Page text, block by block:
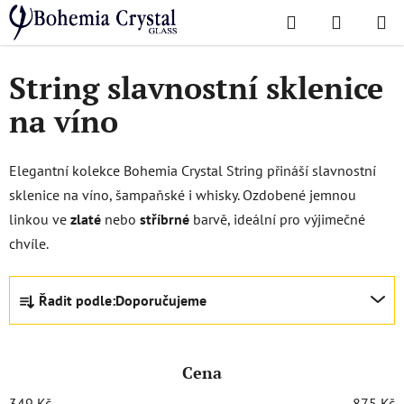
Přejít
na
obsah
Hledat
KOŠÍK
Domů
/ Oblíbené kolekce String
String slavnostní sklenice
na víno
Elegantní kolekce Bohemia Crystal String přináší slavnostní
sklenice na víno, šampaňské i whisky. Ozdobené jemnou
linkou ve zlaté nebo stříbrné barvě, ideální pro výjimečné
chvíle.
Ř
z
Řadit podle:Doporučujeme
Cena